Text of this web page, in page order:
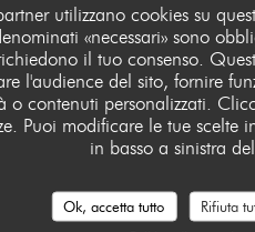
utilizzano cookies su
«necessari» sono
il tuo consenso.
l'audience del sito, fornire
o contenuti personalizzati.
Puoi modificare le tue
in basso a sinistra
Ok, accetta tutto Rifiuta
Servizio: 4/5
poulet 😱
Servizio /5